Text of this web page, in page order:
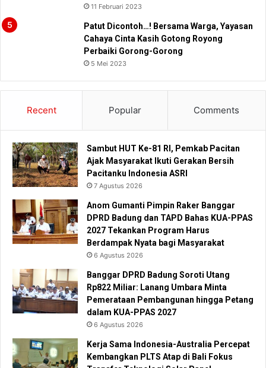
11 Februari 2023
Patut Dicontoh…! Bersama Warga, Yayasan
Cahaya Cinta Kasih Gotong Royong
Perbaiki Gorong-Gorong
5 Mei 2023
Recent Popular Comments
Sambut HUT Ke-81 RI, Pemkab Pacitan
Ajak Masyarakat Ikuti Gerakan Bersih
Pacitanku Indonesia ASRI
7 Agustus 2026
Anom Gumanti Pimpin Raker Banggar
DPRD Badung dan TAPD Bahas KUA-PPAS
2027 Tekankan Program Harus
Berdampak Nyata bagi Masyarakat
6 Agustus 2026
Banggar DPRD Badung Soroti Utang
Rp822 Miliar: Lanang Umbara Minta
Pemerataan Pembangunan hingga Petang
dalam KUA-PPAS 2027
6 Agustus 2026
Kerja Sama Indonesia-Australia Percepat
Kembangkan PLTS Atap di Bali Fokus